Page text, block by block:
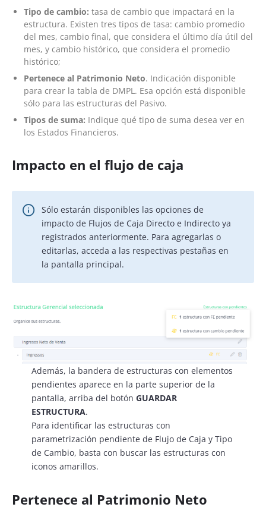
Tipo de cambio: tasa de cambio que impactará en la
estructura. Existen tres tipos de tasa: cambio promedio
del mes, cambio final, que considera el último día útil del
mes, y cambio histórico, que considera el promedio
histórico;
Pertenece al Patrimonio Neto. Indicación disponible
para crear la tabla de DMPL. Esa opción está disponible
sólo para las estructuras del Pasivo.
Tipos de suma: Indique qué tipo de suma desea ver en
los Estados Financieros.
Impacto en el flujo de caja
Sólo estarán disponibles las opciones de
impacto de Flujos de Caja Directo e Indirecto ya
registrados anteriormente. Para agregarlas o
editarlas, acceda a las respectivas pestañas en
la pantalla principal.
Además, la bandera de estructuras con elementos
pendientes aparece en la parte superior de la
pantalla, arriba del botón GUARDAR
ESTRUCTURA.
Para identificar las estructuras con
parametrización pendiente de Flujo de Caja y Tipo
de Cambio, basta con buscar las estructuras con
iconos amarillos.
Pertenece al Patrimonio Neto